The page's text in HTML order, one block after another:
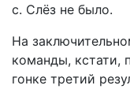
с. Слёз не было.
На
команды, кстати,
гонке третий